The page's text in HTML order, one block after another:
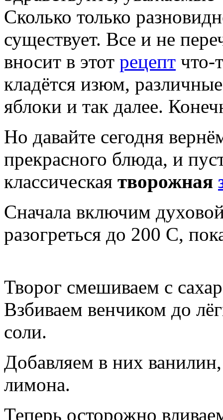
Сколько только
существует. Все и не
вносит в этот рецепт что-
кладётся изюм,
яблоки и так далее.
Но давайте сегодня
прекрасного блюда, и
классическая творожная
Сначала включим
разогреться до 200 С,
Творог смешиваем с
Взбиваем венчиком до
соли.
Добавляем в них
лимона.
Теперь осторожно